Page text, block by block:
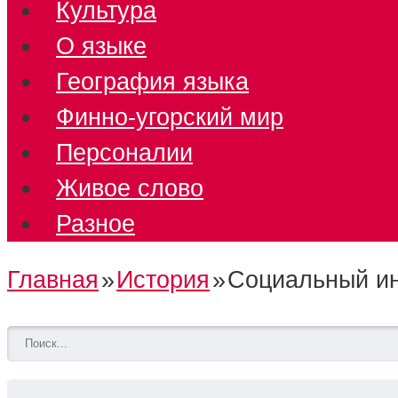
Культура
О языке
География языка
Финно-угорский мир
Персоналии
Живое слово
Разное
Главная»История»Социальный